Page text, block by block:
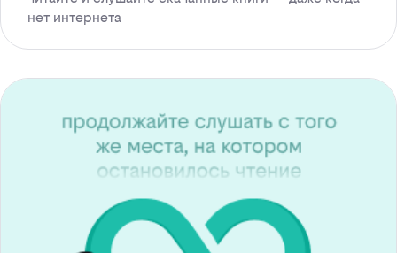
нет интернета